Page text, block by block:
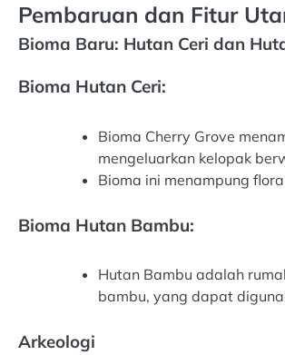
Pembaruan dan Fitur
Bioma Baru: Hutan Ceri dan
Bioma Hutan Ceri:
Bioma Cherry Grove
mengeluarkan kelopak
Bioma ini menampung
Bioma Hutan Bambu:
Hutan Bambu adalah
bambu, yang dapat
Arkeologi